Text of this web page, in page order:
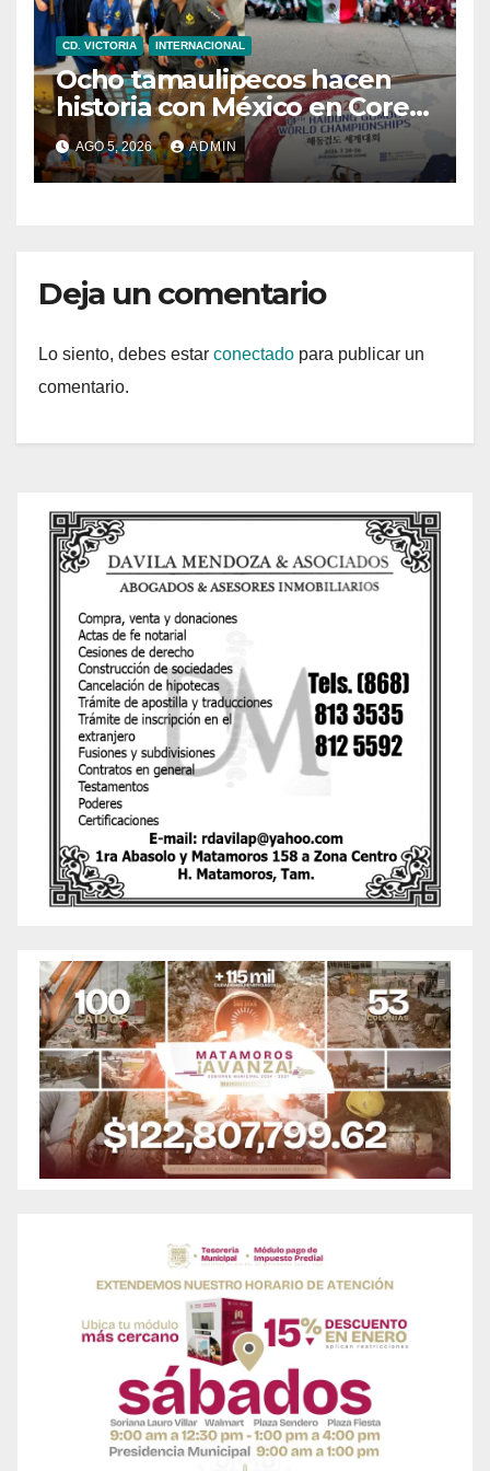
CD. VICTORIA INTERNACIONAL
Ocho tamaulipecos hacen
historia con México en Corea
del Sur; conquistan el primer
título mundial de Haidong
Gumdo
AGO 5, 2026 ADMIN
Deja un comentario
Lo siento, debes estar conectado para publicar un
comentario.